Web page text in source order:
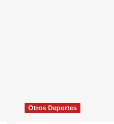
Otros Deportes